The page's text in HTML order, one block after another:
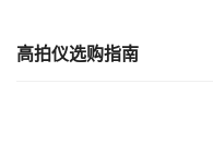
高拍仪选购指南